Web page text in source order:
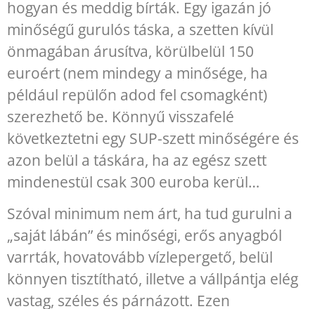
hogyan és meddig bírták. Egy igazán jó
minőségű gurulós táska, a szetten kívül
önmagában árusítva, körülbelül 150
euroért (nem mindegy a minősége, ha
például repülőn adod fel csomagként)
szerezhető be. Könnyű visszafelé
következtetni egy SUP-szett minőségére és
azon belül a táskára, ha az egész szett
mindenestül csak 300 euroba kerül…
Szóval minimum nem árt, ha tud gurulni a
„saját lábán” és minőségi, erős anyagból
varrták, hovatovább vízlepergető, belül
könnyen tisztítható, illetve a vállpántja elég
vastag, széles és párnázott. Ezen